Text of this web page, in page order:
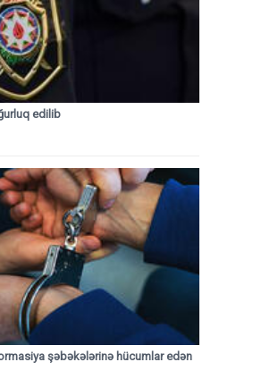
edilib
şəbəkələrinə hücumlar edən